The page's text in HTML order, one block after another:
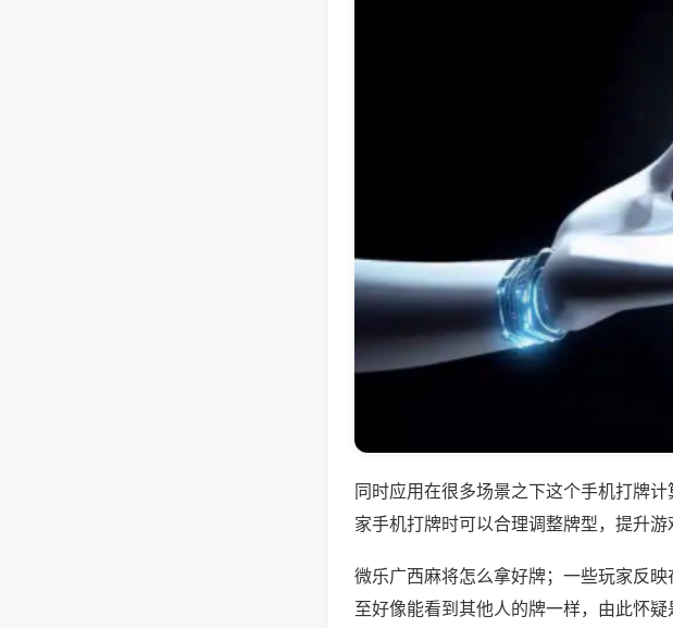
同时应用在很多场景之下这个手机打牌
家手机打牌时可以合理调整牌型，提升游
微乐广西麻将怎么拿好牌；一些玩家反
至好像能看到其他人的牌一样，由此怀